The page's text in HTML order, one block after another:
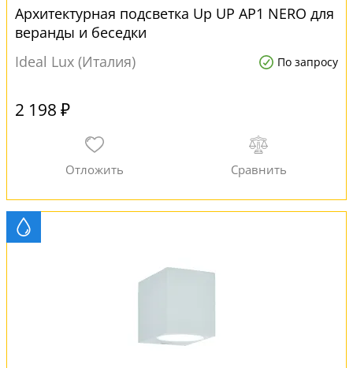
Архитектурная подсветка Up UP AP1 NERO для
веранды и беседки
Ideal Lux (Италия)
По запросу
2 198 ₽